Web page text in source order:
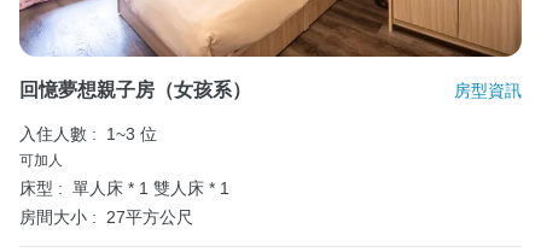
回憶夢想親子房（女孩系） 房型資訊
入住人數 : 1~3 位
可加人
床型 : 單人床 * 1 雙人床 * 1
房間大小 : 27平方公尺